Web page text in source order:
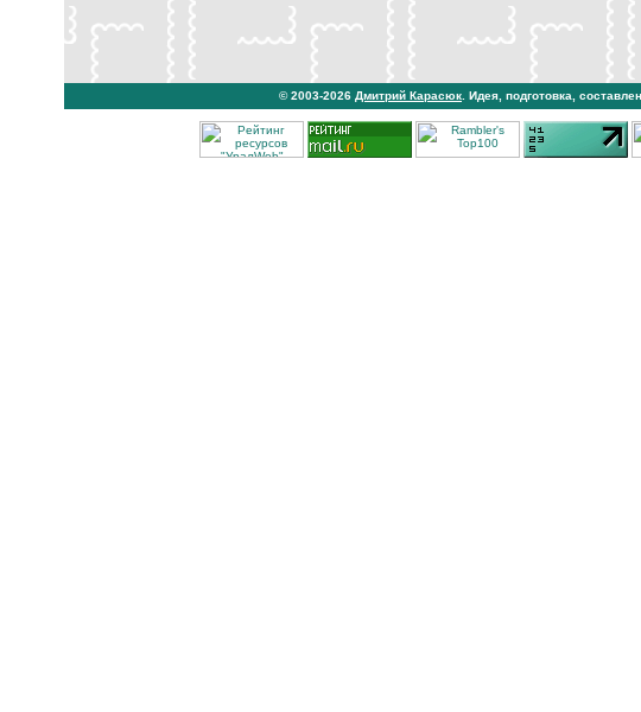
© 2003-2026 Дмитрий Карасюк . Идея, подготовка,